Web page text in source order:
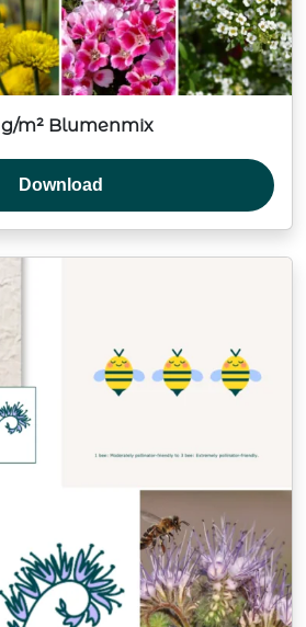
g/m² Blumenmix
Download